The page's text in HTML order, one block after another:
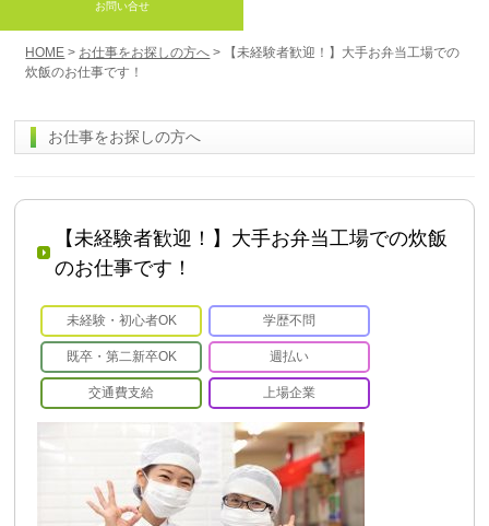
お問い合せ
HOME > お仕事をお探しの方へ > 【未経験者歓迎！】大手お弁当工場での
炊飯のお仕事です！
お仕事をお探しの方へ
【未経験者歓迎！】大手お弁当工場での炊飯
のお仕事です！
未経験・初心者OK 学歴不問
既卒・第二新卒OK 週払い
交通費支給 上場企業